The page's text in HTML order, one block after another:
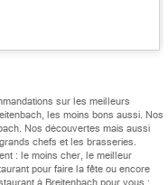
sur les meilleurs
les moins bons aussi. Nos
Nos découvertes mais aussi
chefs et les brasseries.
: le moins cher, le meilleur
pour faire la fête ou encore